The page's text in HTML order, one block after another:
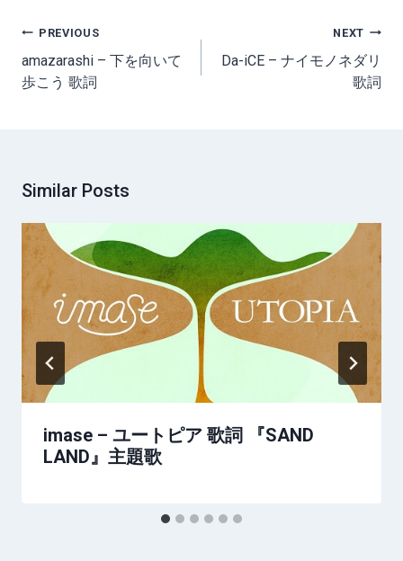
Post
navigation
PREVIOUS
amazarashi – 下を向いて
歩こう 歌詞
NEXT
Da-iCE – ナイモノネダリ
歌詞
Similar Posts
imase – ユートピア 歌詞 『SAND
LAND』主題歌